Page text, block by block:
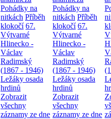
Pohádky na
nitkách Příběh
klokočí 67.
Výtvarné
Hlinecko -
Václav
Radimský
(1867 - 1946)
Ležáky osada
hrdinů
Zobrazit
všechny
záznamy ze dne
Pohádky na
nitkách Příběh
klokočí 67.
Výtvarné
Hlinecko -
Václav
Radimský
(1867 - 1946)
Ležáky osada
hrdinů
Zobrazit
všechny
záznamy ze dne